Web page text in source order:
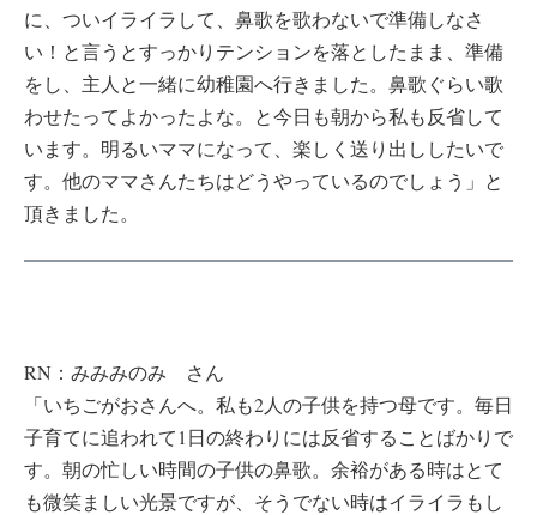
に、ついイライラして、鼻歌を歌わないで準備しなさ
い！と言うとすっかりテンションを落としたまま、準備
をし、主人と一緒に幼稚園へ行きました。鼻歌ぐらい歌
わせたってよかったよな。と今日も朝から私も反省して
います。明るいママになって、楽しく送り出ししたいで
す。他のママさんたちはどうやっているのでしょう」と
頂きました。
RN：みみみのみ さん
「いちごがおさんへ。私も2人の子供を持つ母です。毎日
子育てに追われて1日の終わりには反省することばかりで
す。朝の忙しい時間の子供の鼻歌。余裕がある時はとて
も微笑ましい光景ですが、そうでない時はイライラもし